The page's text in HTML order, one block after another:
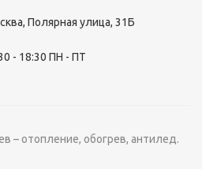
Полярная улица, 31Б
- 18:30 ПН - ПТ
– отопление, обогрев, антилед.